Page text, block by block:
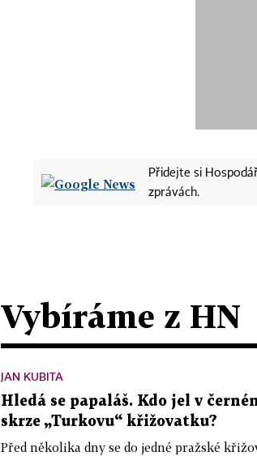
Přidejte si
zprávách.
Vybíráme z HN
JAN KUBITA
Hledá se papaláš. Kdo jel v
skrze „Turkovu“ křižovatku?
Před několika dny se do jedné pražské